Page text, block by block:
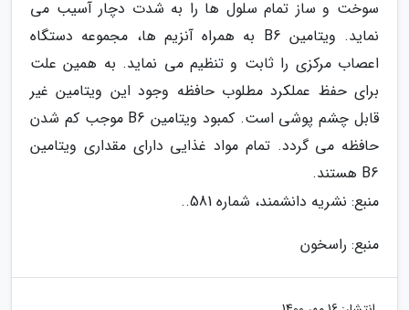
سوخت و ساز تمام سلول ها را به شدت دچار آسیب می
نماید. ویتامین B6 به همراه آنزیم ها، مجموعه دستگاه
اعصاب مرکزی را ثابت و تنظیم می نماید. به همین علت
برای حفظ عملکرد مطلوب حافظه وجود این ویتامین غیر
قابل چشم پوشی است. کمبود ویتامین B6 موجب کم شدن
حافظه می گردد. تمام مواد غذایی دارای مقداری ویتامین
B6 هستند.
منبع: نشریه دانشمند، شماره 581..
منبع: راسخون